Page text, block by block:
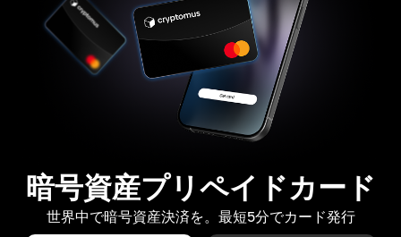
暗号資産プリペイドカード
世界中で暗号資産決済を。最短5分でカード発行